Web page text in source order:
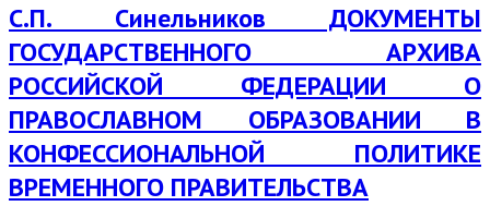
С.П. Синельников ДОКУМЕНТЫ
ГОСУДАРСТВЕННОГО АРХИВА
РОССИЙСКОЙ ФЕДЕРАЦИИ О
ПРАВОСЛАВНОМ ОБРАЗОВАНИИ В
КОНФЕССИОНАЛЬНОЙ ПОЛИТИКЕ
ВРЕМЕННОГО ПРАВИТЕЛЬСТВА